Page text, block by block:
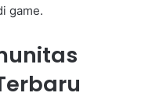
game.